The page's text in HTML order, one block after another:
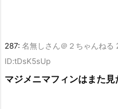
287: 名無しさん＠２ちゃんねる
ID:tDsK5sUp
マジメニマフィンはまた見